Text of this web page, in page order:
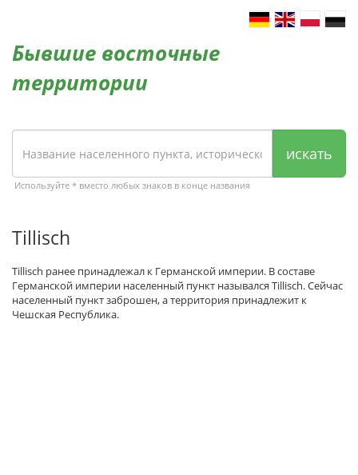
Бывшие восточные
территории
искать
Используйте * вместо любых знаков в конце названия
Tillisch
Tillisch ранее принадлежал к Германской империи. В составе
Германской империи населенный пункт назывался Tillisch. Сейчас
населенный пункт заброшен, а территория принадлежит к
Чешская Республика.